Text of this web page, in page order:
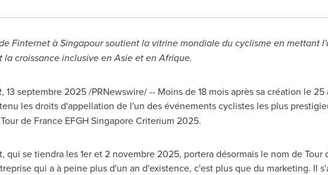
Finternet à Singapour soutient la vitrine mondiale du cyclisme en mettant
la croissance inclusive en Asie et en Afrique.
, 13 septembre 2025/PRNewswire/ -- Moins de 18 mois après sa création le
les droits d'appellation de l'un des événements cyclistes les plus
de France EFGH Singapore Criterium 2025.
qui se tiendra les 1er et 2 novembre 2025, portera désormais le nom de
qui a à peine plus d'un an d'existence, c'est plus que du marketing. Il